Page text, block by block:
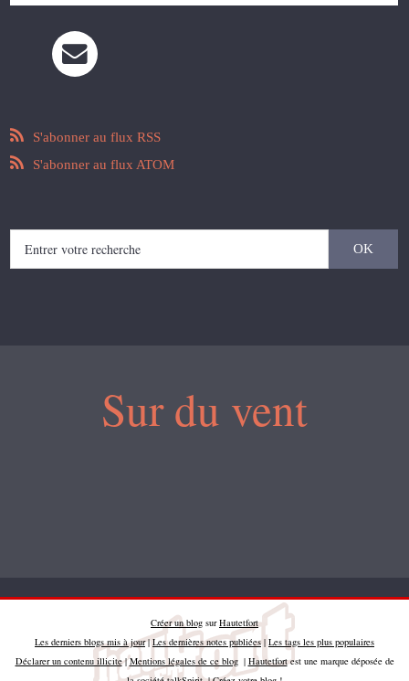
S'abonner au flux RSS
S'abonner au flux ATOM
Sur du vent
Créer un blog surHautetfort
Les derniers blogs mis à jour|Les dernières notes publiées| Les tags les plus populaires
Déclarer un contenu illicite|Mentions légales de ce blog| Hautetfortest une marque déposée de